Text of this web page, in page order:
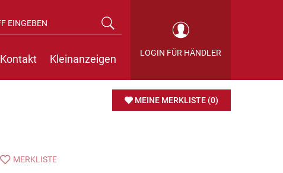
LOGIN FÜR HÄNDLER
Kontakt Kleinanzeigen
MEINE MERKLISTE (0)
MERKLISTE